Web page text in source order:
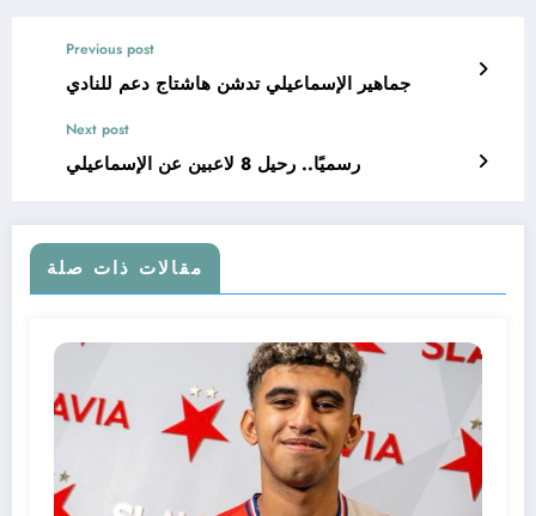
Previous post
جماهير الإسماعيلي تدشن هاشتاج دعم للنادي
Next post
رسميًا.. رحيل 8 لاعبين عن الإسماعيلي
مقالات ذات صلة